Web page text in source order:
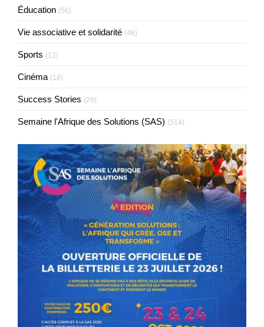
Éducation (56)
Vie associative et solidarité (46)
Sports (12)
Cinéma (18)
Success Stories (29)
Semaine l'Afrique des Solutions (SAS) (514)